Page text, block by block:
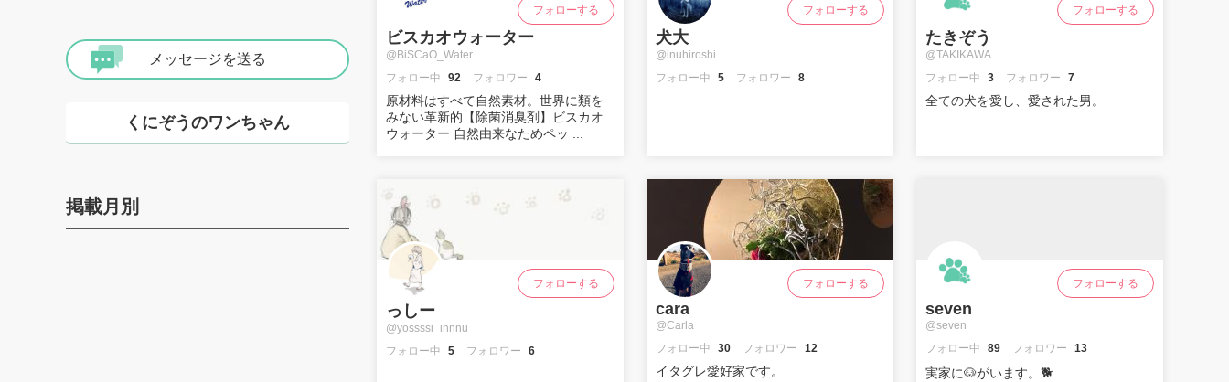
メッセージを送る
くにぞうのワンちゃん
掲載月別
ビスカオウォーター
@BiSCaO_Water
フォロー中
92 フォロワー 4
原材料はすべて自然素材。世界に類を
みない革新的【除菌消臭剤】ビスカオ
ウォーター 自然由来なためペッ ...
フォローする
犬大
@inuhiroshi
フォロー中
5 フォロワー 8
フォローする
たきぞう
@TAKIKAWA
フォロー中
3 フォロワー 7
全ての犬を愛し、愛された男。
フォローする
っしー
@yossssi_innnu
フォロー中
5 フォロワー 6
フォローする
cara
@Carla
フォロー中
30 フォロワー 12
イタグレ愛好家です。
フォローする
seven
@seven
フォロー中
89 フォロワー 13
実家に🐶がいます。🐕
フォローする